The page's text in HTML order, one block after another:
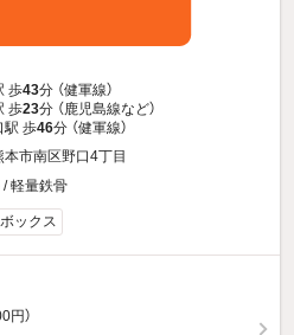
歩43分 （健軍線）
歩23分 （鹿児島線など）
駅 歩46分 （健軍線）
本市南区野口4丁目
軽量鉄骨
ックス
円）